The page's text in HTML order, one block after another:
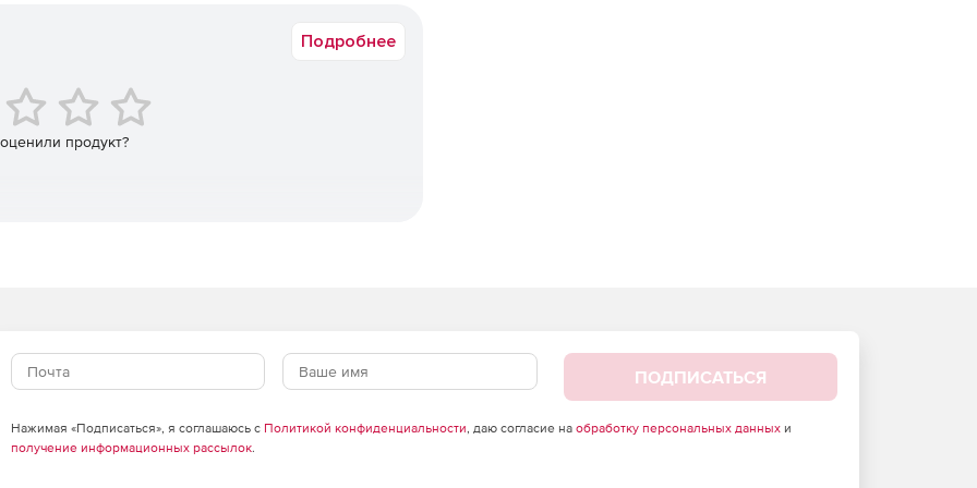
помощью уникального алгоритма.
(имя драйвера, поставщик, версия, дата, статус и
на внешних UDMA/SATA/RAID контроллерах) и
приводы, сканеры, стримеры) и их параметров (имя
дата выпуска, размер буфера, скорость
Подробнее
продукт?
ПОДПИСАТЬСЯ
Нажимая «Подписаться», я соглашаюсь с Политикой конфиденциальности, даю согласие на обработку персональных данныхи
получение информационных рассылок.